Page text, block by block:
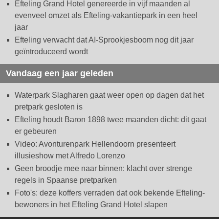
Efteling Grand Hotel genereerde in vijf maanden al
evenveel omzet als Efteling-vakantiepark in een heel
jaar
Efteling verwacht dat AI-Sprookjesboom nog dit jaar
geïntroduceerd wordt
Vandaag een jaar geleden
Waterpark Slagharen gaat weer open op dagen dat het
pretpark gesloten is
Efteling houdt Baron 1898 twee maanden dicht: dit gaat
er gebeuren
Video: Avonturenpark Hellendoorn presenteert
illusieshow met Alfredo Lorenzo
Geen broodje mee naar binnen: klacht over strenge
regels in Spaanse pretparken
Foto's: deze koffers verraden dat ook bekende Efteling-
bewoners in het Efteling Grand Hotel slapen